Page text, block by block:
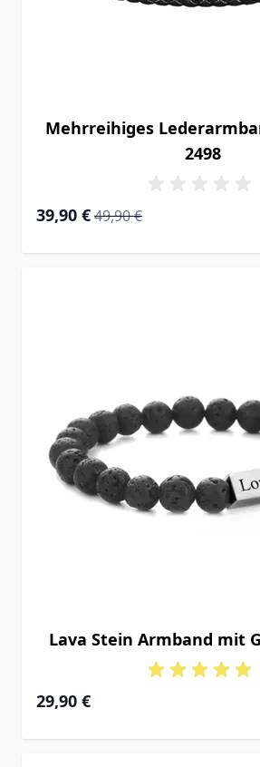
Mehrreihiges
2498
Special Price
39,90 € Regular Price
49,90 €
Lava Stein Armband mit
29,90 €